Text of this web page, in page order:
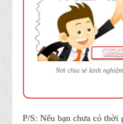
Nơi chia sẻ kinh
P/S: Nếu bạn chưa có thời